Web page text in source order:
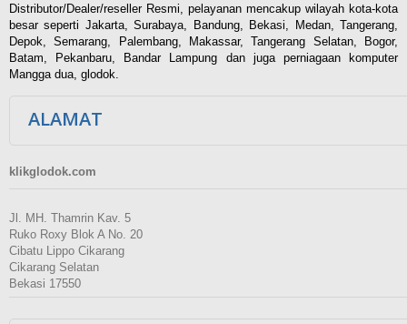
Distributor/Dealer/reseller Resmi, pelayanan mencakup wilayah kota-kota
besar seperti Jakarta, Surabaya, Bandung, Bekasi, Medan, Tangerang,
Depok, Semarang, Palembang, Makassar, Tangerang Selatan, Bogor,
Batam, Pekanbaru, Bandar Lampung dan juga perniagaan komputer
Mangga dua, glodok.
ALAMAT
klikglodok.com
Jl. MH. Thamrin Kav. 5
Ruko Roxy Blok A No. 20
Cibatu Lippo Cikarang
Cikarang Selatan
Bekasi 17550